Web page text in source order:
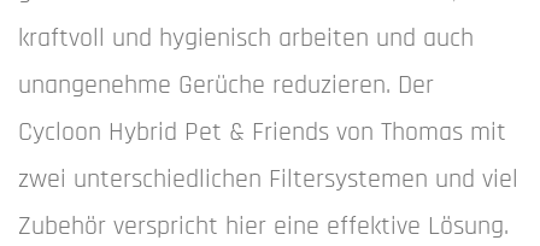
kraftvoll und hygienisch arbeiten und auch
unangenehme­ Gerüche reduzieren. Der
Cycloon Hybrid Pet & Friends von Thomas mit
zwei unterschiedlichen Filtersystemen und viel
Zubehör verspricht hier eine effektive Lösung.